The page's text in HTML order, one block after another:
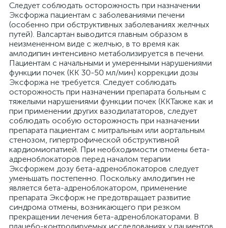
Следует соблюдать осторожность при назначении
Эксфоржа пациентам с заболеваниями печени
(особенно при обструктивных заболеваниях желчных
путей). Валсартан выводится главным образом в
неизмененном виде с желчью, в то время как
амлодипин интенсивно метаболизируется в печени.
Пациентам с начальными и умеренными нарушениями
функции почек (КК 30-50 мл/мин) коррекции дозы
Эксфоржа не требуется. Следует соблюдать
осторожность при назначении препарата больным с
тяжелыми нарушениями функции почек (ККТакже как и
при применении других вазодилататоров, следует
соблюдать особую осторожность при назначении
препарата пациентам с митральным или аортальным
стенозом, гипертрофической обструктивной
кардиомиопатией. При необходимости отмены бета-
адреноблокаторов перед началом терапии
Эксфоржем дозу бета-адреноблокаторов следует
уменьшать постепенно. Поскольку амлодипин не
является бета-адреноблокатором, применение
препарата Эксфорж не предотвращает развитие
синдрома отмены, возникающего при резком
прекращении лечения бета-адреноблокаторами. В